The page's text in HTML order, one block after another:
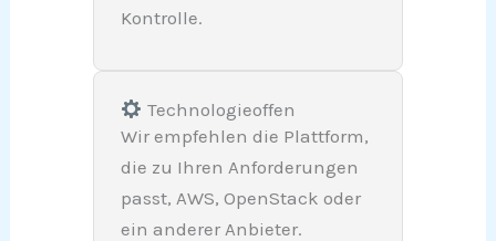
Kontrolle.
Technologieoffen
Wir empfehlen die Plattform,
die zu Ihren Anforderungen
passt, AWS, OpenStack oder
ein anderer Anbieter.